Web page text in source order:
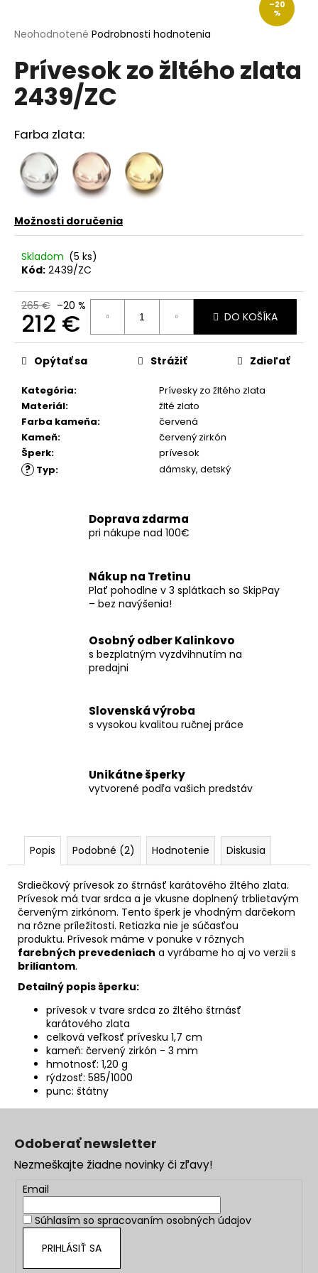
Priemerné
produktu
je
0,0
z
hviezdičiek.
Neohodnotené Podrobnosti hodnotenia
Prívesok zo žltého zlata
2439/ZC
Farba zlata:
Možnosti doručenia
Skladom (5 ks)
Kód: 2439/ZC
265 € –20 %
212 €
Jednotková
cena:
DO KOŠÍKA
Kategória:
Prívesky zo žltého zlata
Materiál:
žlté zlato
Farba kameňa:
červená
Kameň:
červený zirkón
Šperk: prívesok
? Typ: dámsky, detský
Opýtať sa Strážiť Zdieľať
–20
%
Doprava zdarma
pri nákupe nad 100€
Nákup na Tretinu
Plať pohodlne v 3 splátkach so SkipPay
– bez navýšenia!
Osobný odber Kalinkovo
s bezplatným vyzdvihnutím na
predajni
Slovenská výroba
s vysokou kvalitou ručnej práce
Unikátne šperky
vytvorené podľa vašich predstáv
Popis Podobné (2) Hodnotenie Diskusia
Srdiečkový prívesok zo štrnásť karátového žltého zlata.
Prívesok má tvar srdca a je vkusne doplnený trblietavým
červeným zirkónom. Tento šperk je vhodným darčekom
na rôzne príležitosti. Retiazka nie je súčasťou
produktu. Prívesok máme v ponuke v rôznych
farebných prevedeniach a vyrábame ho aj vo verzii s
briliantom.
Detailný popis šperku:
prívesok v tvare srdca zo žltého štrnásť
karátového zlata
celková veľkosť prívesku 1,7 cm
kameň: červený zirkón - 3 mm
hmotnosť: 1,20 g
rýdzosť: 585/1000
punc: štátny
j
ť
?
HĽADAŤ
O
d
p
o
r
ú
a
e
Odoberať newsletter
Nezmeškajte žiadne novinky či zľavy!
Email
Súhlasím so spracovaním osobných údajov
PRIHLÁSIŤ SA